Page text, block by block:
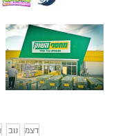
נוב
דצמ